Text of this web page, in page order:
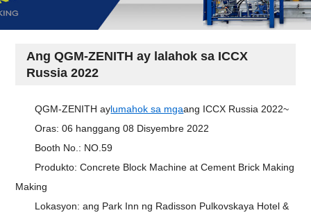
Ang QGM-ZENITH ay lalahok sa ICCX
Russia 2022
QGM-ZENITH aylumahok sa mgaang ICCX Russia 2022~
Oras: 06 hanggang 08 Disyembre 2022
Booth No.: NO.59
Produkto: Concrete Block Machine at Cement Brick Making
Making
Lokasyon: ang Park Inn ng Radisson Pulkovskaya Hotel &